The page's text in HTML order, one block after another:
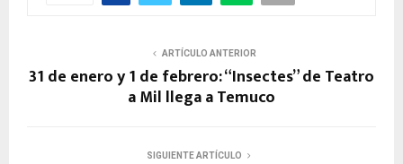
ARTÍCULO ANTERIOR
31 de enero y 1 de febrero: “Insectes” de Teatro
a Mil llega a Temuco
SIGUIENTE ARTÍCULO